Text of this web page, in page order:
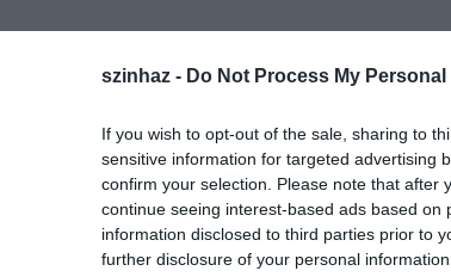
szinhaz - Do Not Process My
If you wish to opt-out of the sale, sharing to
sensitive information for targeted advertising
confirm your selection. Please note that after
continue seeing interest-based ads based
information disclosed to third parties prior to
further disclosure of your personal
kölcsönkérjék a…